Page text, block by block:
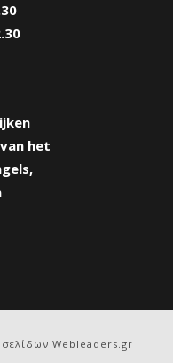
het
Webleaders.gr